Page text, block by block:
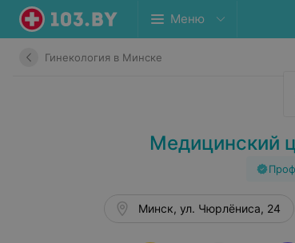
Меню
Гинекология в Минске
Медицинский
Минск, ул. Чюрлёниса, 24